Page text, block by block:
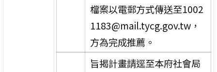
檔案以電郵方式傳送至1002
1183@mail.tycg.gov.tw，
方為完成推薦。
旨揭計畫請逕至本府社會局